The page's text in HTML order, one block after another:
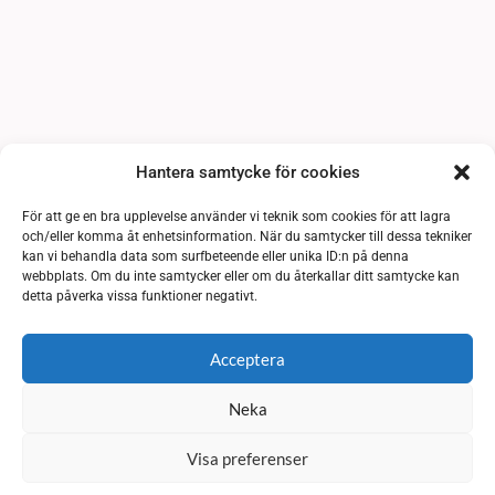
Hantera samtycke för cookies
För att ge en bra upplevelse använder vi teknik som cookies för att lagra
och/eller komma åt enhetsinformation. När du samtycker till dessa tekniker
kan vi behandla data som surfbeteende eller unika ID:n på denna
webbplats. Om du inte samtycker eller om du återkallar ditt samtycke kan
detta påverka vissa funktioner negativt.
Acceptera
Neka
Visa preferenser